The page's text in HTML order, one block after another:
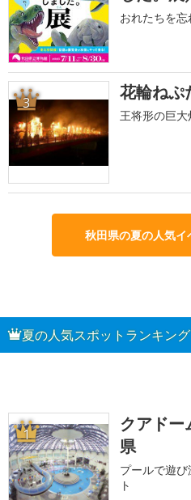
おれたちを忘
3 花輪ねぷ
王将形の巨
秋田県の夏の人気
夏の人気スポットランキング
1
クアドー
県
プールで遊
ト